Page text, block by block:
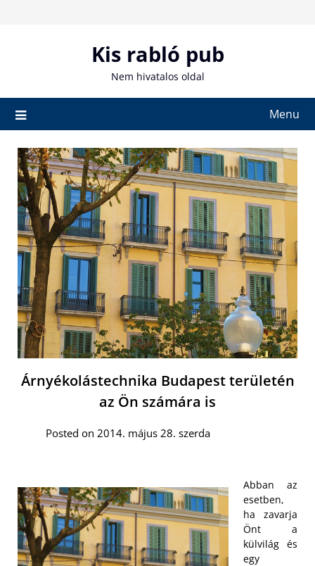
Kis rabló pub
Nem hivatalos oldal
Menu
Árnyékolástechnika Budapest területén
az Ön számára is
Posted on 2014. május 28. szerda
Abban az
esetben,
ha zavarja
Önt a
külvilág és
egy